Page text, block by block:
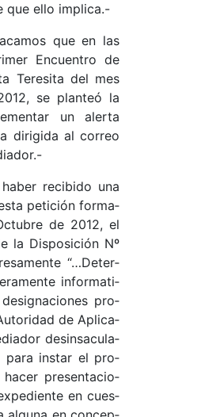
que ello im­pli­ca.-
que en las
En­cuen­tro de
Te­re­si­ta del mes
se plan­teó la
un aler­ta
di­ri­gi­da al co­rreo
re­ci­bi­do una
pe­ti­ción for­ma­
de 2012, el
la Dis­po­si­ción Nº
“…­De­ter­
in­for­ma­ti­
pro­
de Apli­ca­
de­sin­sa­cu­la­
pa­ra ins­tar el pro­
pre­sen­ta­cio­
en cues­